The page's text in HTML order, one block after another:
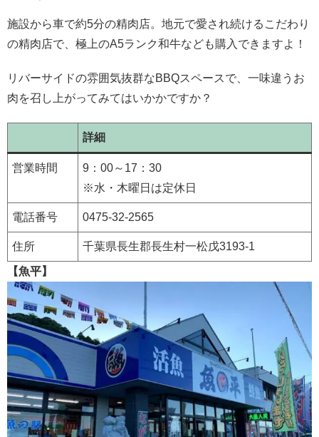
施設から車で約5分の精肉店。地元で愛され続けるこだわり
の精肉店で、極上のA5ランク和牛なども購入できますよ！
リバーサイドの雰囲気抜群なBBQスペースで、一味違うお
肉を召し上がってみてはいかかですか？
詳細
営業時間
9：00～17：30
※水・木曜日は定休日
電話番号 0475-32-2565
住所 千葉県長生郡長生村一松戊3193‐1
【魚平】